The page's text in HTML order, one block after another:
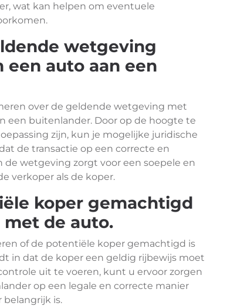
wat kan helpen om eventuele
wetgeving
auto aan een
over de geldende wetgeving met
een buitenlander. Door op de hoogte te
zijn, kun je mogelijke juridische
de transactie op een correcte en
wetgeving zorgt voor een soepele en
verkoper als de koper.
koper gemachtigd
de auto.
of de potentiële koper gemachtigd is
in dat de koper een geldig rijbewijs moet
uit te voeren, kunt u ervoor zorgen
op een legale en correcte manier
belangrijk is.